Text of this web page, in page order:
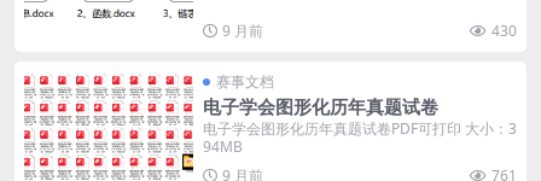
9 月前 430
赛事文档
电子学会图形化历年真题试卷
电子学会图形化历年真题试卷PDF可打印 大小：3
94MB
9 月前
761